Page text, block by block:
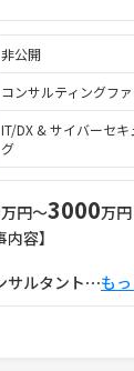
非公開
コンサルティングフ
IT/DX & サイバーセ
グ
万円〜3000万円
内容】
ルタント⋯も